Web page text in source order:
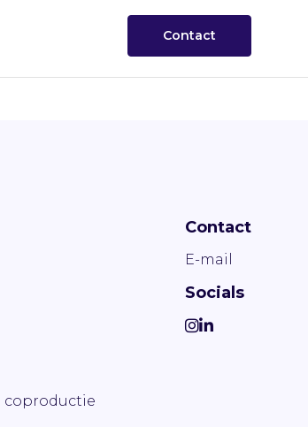
Contact
coproductie
Contact
E-mail
Socials